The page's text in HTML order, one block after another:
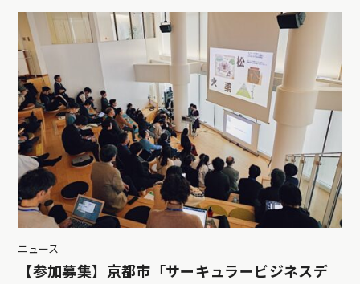
ニュース
【参加募集】京都市「サーキュラービジネスデ